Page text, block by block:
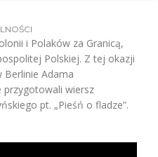
i Polaków za Granicą,
Polskiej. Z tej okazji
Berlinie Adama
przygotowali wiersz
pt. „Pieśń o fladze”.